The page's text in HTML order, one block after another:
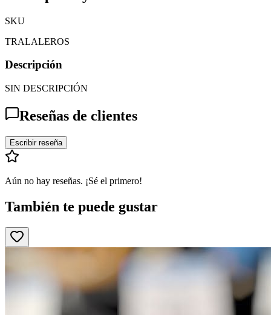
SKU
TRALALEROS
Descripción
SIN DESCRIPCIÓN
Reseñas de clientes
Escribir reseña
Aún no hay reseñas. ¡Sé el primero!
También te puede gustar